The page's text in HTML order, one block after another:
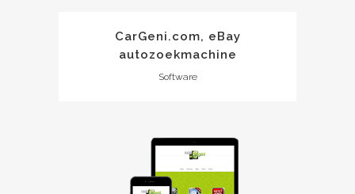
CarGeni.com, eBay
autozoekmachine
Software